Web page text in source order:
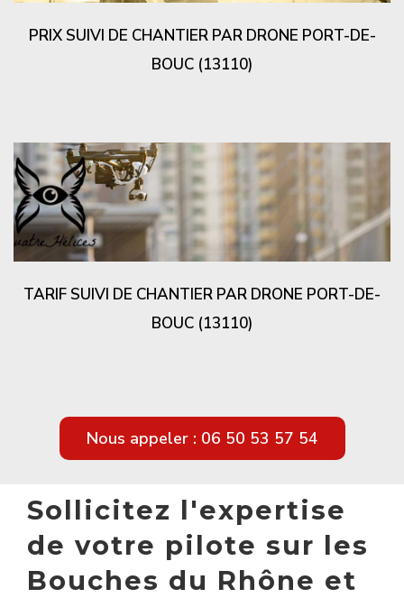
PRIX SUIVI DE CHANTIER PAR DRONE PORT-DE-
BOUC (13110)
TARIF SUIVI DE CHANTIER PAR DRONE PORT-DE-
BOUC (13110)
Nous appeler : 06 50 53 57 54
Sollicitez l'expertise
de votre pilote sur les
Bouches du Rhône et